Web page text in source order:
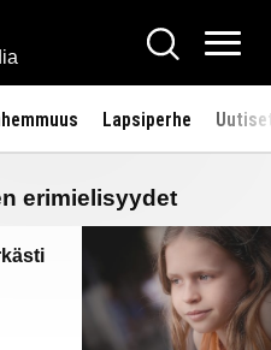
Hae
Lapsiperhe
erimielisyydet